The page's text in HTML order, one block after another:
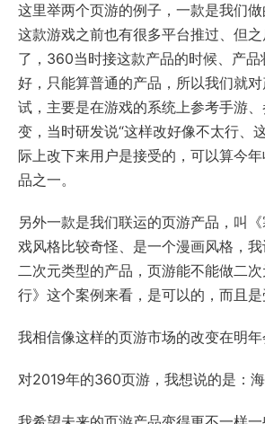
这里举两个页游的例子，一款是我们做
这款游戏之前也有很多平台推过、但
了，360当时接这款产品的时候、产品
好，只能算普通的产品，所以我们就
试，主要是在游戏的系统上参考手游
变，当时研发说“这样改好像不太行、
际上改下来用户是接受的，可以算今
品之一。
另外一款是我们联运的页游产品，叫
戏风格比较奇怪、是一个漫画风格，
二次元类型的产品，页游能不能做二
行》这个案例来看，是可以的，而且是
我相信像这样的页游市场的改变在明年
对2019年的360页游，我想说的是：海